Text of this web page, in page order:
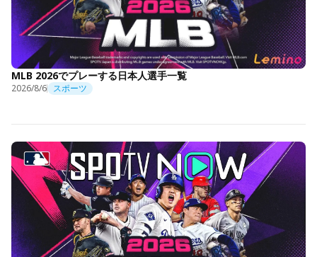
MLB 2026でプレーする日本人選手一覧
2026/8/6 スポーツ